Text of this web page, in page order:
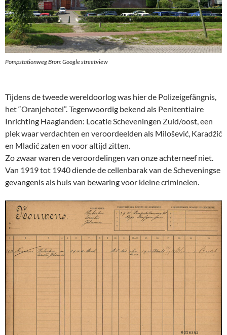
Pompstationweg Bron: Google streetview
Tijdens de tweede wereldoorlog was hier de Polizeigefängnis,
het “Oranjehotel”. Tegenwoordig bekend als Penitentiaire
Inrichting Haaglanden: Locatie Scheveningen Zuid/oost, een
plek waar verdachten en veroordeelden als Milošević, Karadžić
en Mladić zaten en voor altijd zitten.
Zo zwaar waren de veroordelingen van onze achterneef niet.
Van 1919 tot 1940 diende de cellenbarak van de Scheveningse
gevangenis als huis van bewaring voor kleine criminelen.